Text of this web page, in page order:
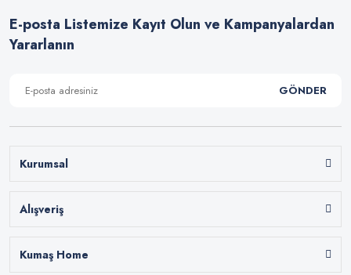
E-posta Listemize Kayıt Olun ve Kampanyalardan
Yararlanın
GÖNDER
Kurumsal
Alışveriş
Kumaş Home